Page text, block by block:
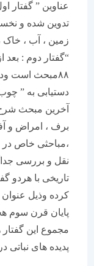
تدوین شده و نخستین
زمین ، آب ، خاک ،
۸۸مبحث است ودر
دستیابی به ” چوب
آخرین مبحث شرح ”
برف ، امراض و آفات
،مباحثی خاص در
نقل و بررسی جداگانه
تاریخی با هردو گفتار
کرده وذیل عنوان ”
مجموع این گفتار ها
پدیده های نباتی در